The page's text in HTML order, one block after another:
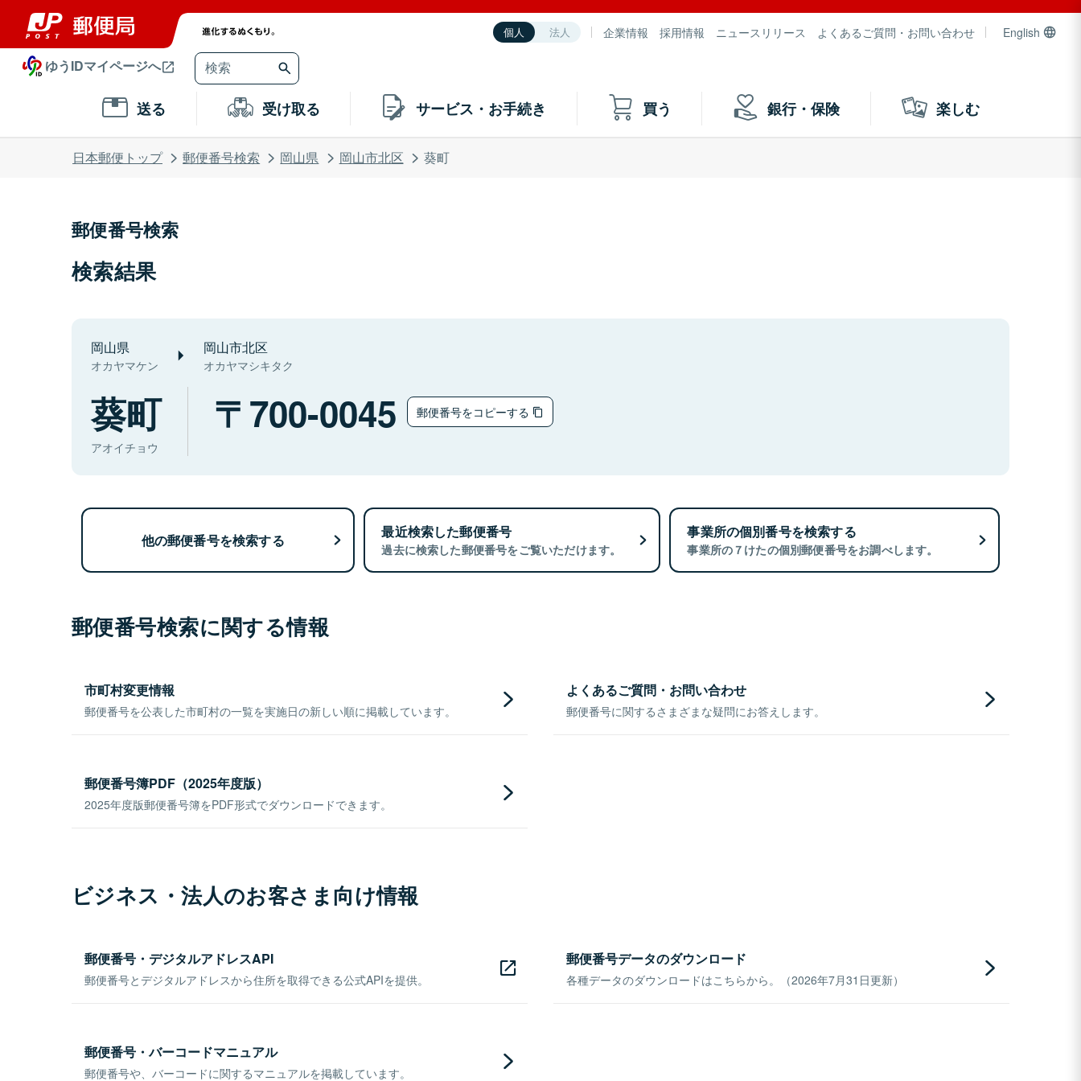
個人 法人 企業情報 採用情報 ニュースリリース よくあるご質問・お問い合わせ English
ゆうIDマイページへ
送る 受け取る サービス・お手続き 買う 銀行・保険 楽しむ
日本郵便トップ 郵便番号検索 岡山県 岡山市北区 葵町
郵便番号検索
検索結果
岡山県
オカヤマケン
岡山市北区
オカヤマシキタク
葵町
アオイチョウ
700-0045 郵便番号をコピーする
他の郵便番号を検索する 最近検索した郵便番号
過去に検索した郵便番号をご覧いただけます。
事業所の個別番号を検索する
事業所の７けたの個別郵便番号をお調べします。
郵便番号検索に関する情報
市町村変更情報
郵便番号を公表した市町村の一覧を実施日の新しい順に掲載しています。
よくあるご質問・お問い合わせ
郵便番号に関するさまざまな疑問にお答えします。
郵便番号簿PDF（2025年度版）
2025年度版郵便番号簿をPDF形式でダウンロードできます。
ビジネス・法人のお客さま向け情報
郵便番号・デジタルアドレスAPI
郵便番号とデジタルアドレスから住所を取得できる公式APIを提供。
郵便番号データのダウンロード
各種データのダウンロードはこちらから。（2026年7月31日更新）
郵便番号・バーコードマニュアル
郵便番号や、バーコードに関するマニュアルを掲載しています。